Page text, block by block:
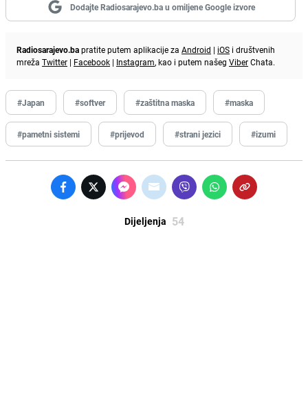
Dodajte Radiosarajevo.ba u omiljene Google izvore
Radiosarajevo.bapratite putem aplikacije za Android | iOS i društvenih
mreža Twitter | Facebook | Instagram, kao i putem našeg ViberChata.
#Japan #softver #zaštitna maska #maska
#pametni sistemi #prijevod #strani jezici #izumi
Dijeljenja 54